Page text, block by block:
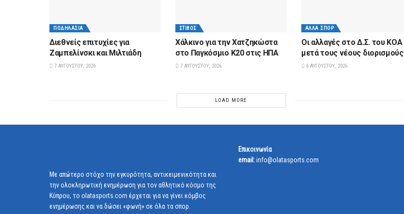
ΠΟΔΗΛΑΣΊΑ
Διεθνείς επιτυχίες για
Ζαμπελίνσκι και Μιλτιάδη
7 ΑΥΓΟΎΣΤΟΥ, 2026
ΣΤΊΒΟΣ
Xάλκινο για την Χατζηκώστα
στο Παγκόσμιο Κ20 στις ΗΠΑ
7 ΑΥΓΟΎΣΤΟΥ, 2026
ΆΛΛΑ ΣΠΟΡ
Οι αλλαγές στο Δ.Σ. του ΚΟΑ
μετά τους νέους διορισμούς
6 ΑΥΓΟΎΣΤΟΥ, 2026
LOAD MORE
Με απώτερο στόχο την εγκυρότητα, αντικειμενικότητα και
την ολοκληρωτική ενημέρωση για τον αθλητικό κόσμο της
Κύπρου, το olatasports.com έρχεται για να γίνει κόμβος
ενημέρωσης και να δώσει «φωνή» σε όλα τα σπορ.
Επικοινωνία
email:info@olatasports.com